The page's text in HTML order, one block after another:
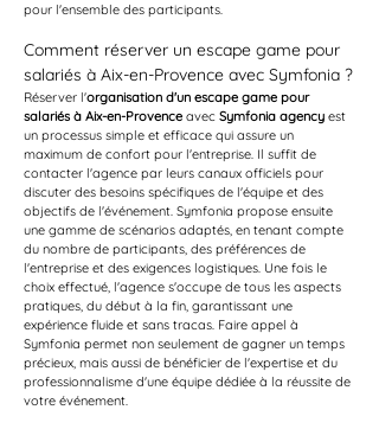
pour l'ensemble des participants.
Comment réserver un escape game pour
salariés à Aix-en-Provence avec Symfonia ?
Réserver l'organisation d'un escape game pour
salariés à Aix-en-Provence avec Symfonia agency est
un processus simple et efficace qui assure un
maximum de confort pour l'entreprise. Il suffit de
contacter l'agence par leurs canaux officiels pour
discuter des besoins spécifiques de l'équipe et des
objectifs de l'événement. Symfonia propose ensuite
une gamme de scénarios adaptés, en tenant compte
du nombre de participants, des préférences de
l'entreprise et des exigences logistiques. Une fois le
choix effectué, l'agence s'occupe de tous les aspects
pratiques, du début à la fin, garantissant une
expérience fluide et sans tracas. Faire appel à
Symfonia permet non seulement de gagner un temps
précieux, mais aussi de bénéficier de l'expertise et du
professionnalisme d'une équipe dédiée à la réussite de
votre événement.